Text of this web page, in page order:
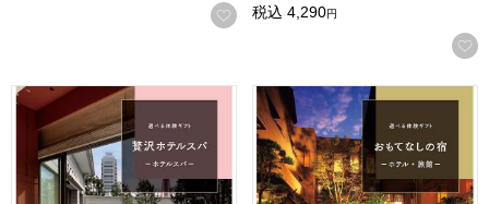
お気に入りに登録する
税込 4,290円
選べる体験ギフト 贅沢ホテルスパ【カタログギフト】【贈
選べる体験ギフト おもてな